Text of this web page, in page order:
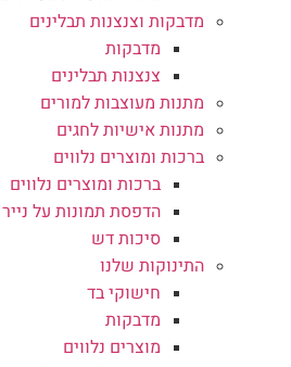
מדבקות וצנצנות תבלינים
מדבקות
צנצנות תבלינים
מתנות מעוצבות למורים
מתנות אישיות לחגים
ברכות ומוצרים נלווים
ברכות ומוצרים נלווים
הדפסת תמונות על נייר
סיכות דש
התינוקות שלנו
חישוקי בד
מדבקות
מוצרים נלווים